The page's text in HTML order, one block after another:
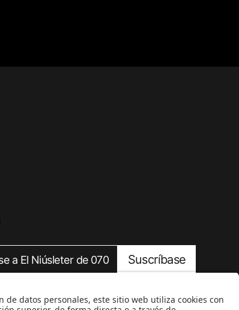
Suscríbase